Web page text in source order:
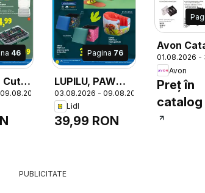
46
Cutie
Pagina 76
LUPILU, PAW
Patrol, Taburet
cu spațiu, de
depozitare,
cu spațiu de
03.08.2026 - 09.08.2026
Lidl
39,99 RON
Avon
08 2026
01.08.2026 -
Avon
Preț în
catalog
PUBLICITATE